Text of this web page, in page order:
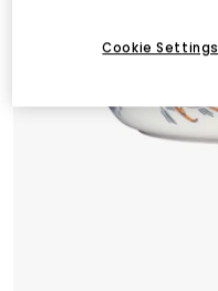
Cookie Settings